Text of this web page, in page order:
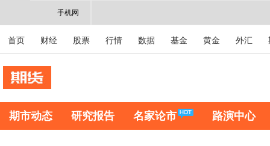
手机网
首页 财经 股票 行情 数据 基金 黄金 外汇
期市动态 研究报告 名家论市 路演中心